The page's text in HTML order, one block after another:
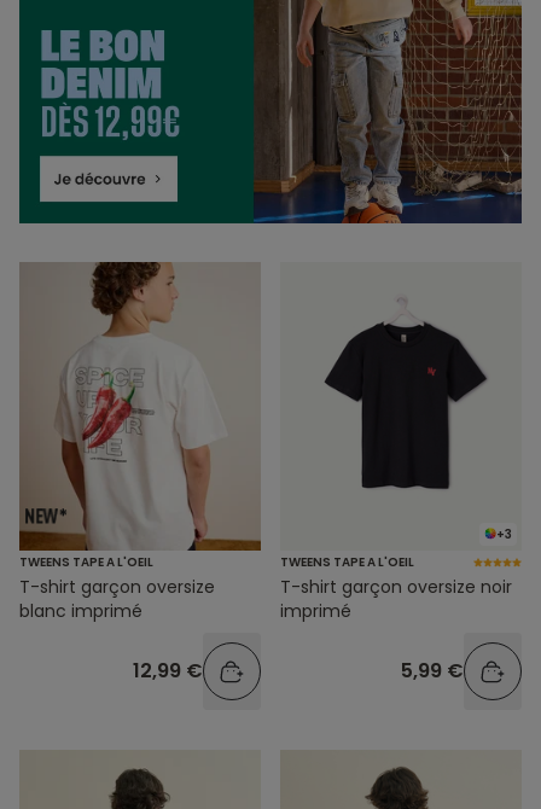
TWEENS TAPE A L'OEIL
T-shirt garçon oversize
blanc imprimé
12,99 €
+3
TWEENS TAPE A L'OEIL
T-shirt garçon oversize noir
imprimé
5,99 €